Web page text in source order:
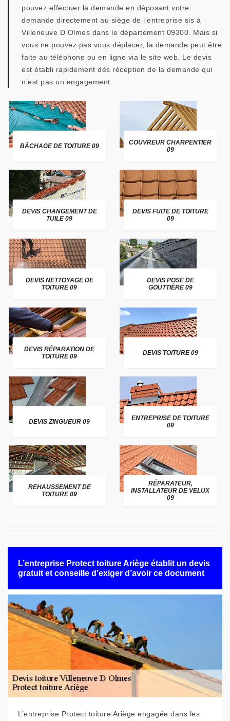
pouvez effectuer la demande en déposant votre
demande directement au siège de l’entreprise sis à
Villeneuve D Olmes dans le département 09300. Mais si
vous ne pouvez pas vous déplacer, la demande peut être
faite au téléphone ou en ligne via le site web. Le devis
est établi rapidement dès réception de la demande qui
n’est pas un engagement.
BÂCHAGE DE TOITURE 09
COUVREUR CHARPENTIER
09
DEVIS CHANGEMENT DE
TUILE 09
DEVIS FUITE DE TOITURE
09
DEVIS NETTOYAGE DE
TOITURE 09
DEVIS POSE DE
GOUTTIÈRE 09
DEVIS RÉPARATION DE
TOITURE 09
DEVIS TOITURE 09
DEVIS ZINGUEUR 09
ENTREPRISE DE TOITURE
09
REHAUSSEMENT DE
TOITURE 09
RÉPARATEUR,
INSTALLATEUR DE VELUX
09
L’entreprise Protect toiture Ariège établit un devis
gratuit et conseille d’exiger d’avoir ce document
L’entreprise Protect toiture Ariège engagée dans les